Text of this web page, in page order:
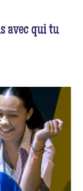
avec qui tu